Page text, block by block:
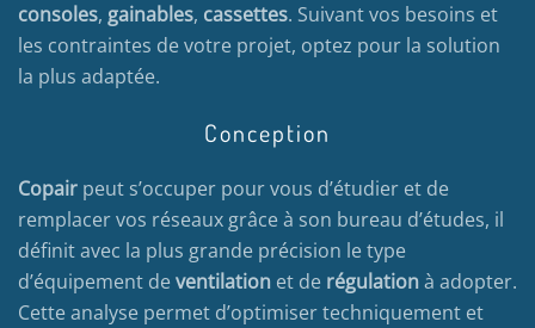
consoles, gainables, cassettes. Suivant vos besoins et
les contraintes de votre projet, optez pour la solution
la plus adaptée.
Conception
Copair peut s’occuper pour vous d’étudier et de
remplacer vos réseaux grâce à son bureau d’études, il
définit avec la plus grande précision le type
d’équipement deventilation et de régulationà adopter.
Cette analyse permet d’optimiser techniquement et